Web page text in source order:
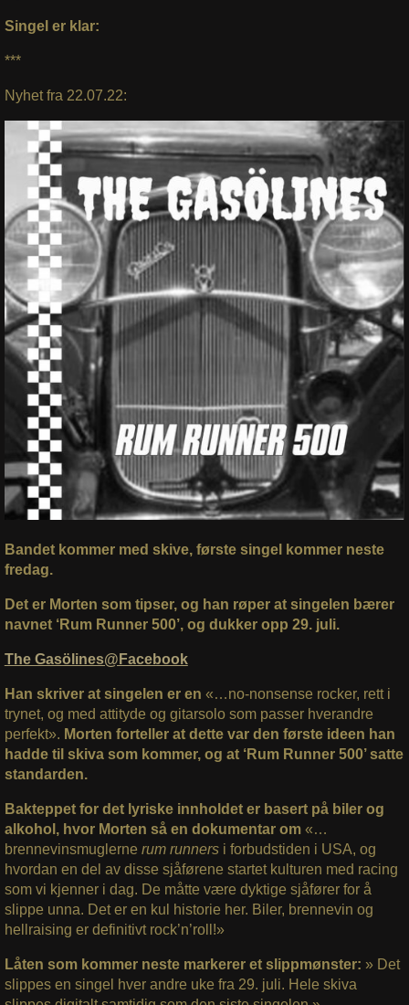
Singel er klar:
***
Nyhet fra 22.07.22:
Bandet kommer med skive, første singel kommer neste
fredag.
Det er Morten som tipser, og han røper at singelen bærer
navnet ‘Rum Runner 500’, og dukker opp 29. juli.
The Gasölines@Facebook
Han skriver at singelen er en «…no-nonsense rocker, rett i
trynet, og med attityde og gitarsolo som passer hverandre
perfekt». Morten forteller at dette var den første ideen han
hadde til skiva som kommer, og at ‘Rum Runner 500’ satte
standarden.
Bakteppet for det lyriske innholdet er basert på biler og
alkohol, hvor Morten så en dokumentar om«…
brennevinsmuglerne rum runners i forbudstiden i USA, og
hvordan en del av disse sjåførene startet kulturen med racing
som vi kjenner i dag. De måtte være dyktige sjåfører for å
slippe unna. Det er en kul historie her. Biler, brennevin og
hellraising er definitivt rock’n’roll!»
Låten som kommer neste markerer et slippmønster: » Det
slippes en singel hver andre uke fra 29. juli. Hele skiva